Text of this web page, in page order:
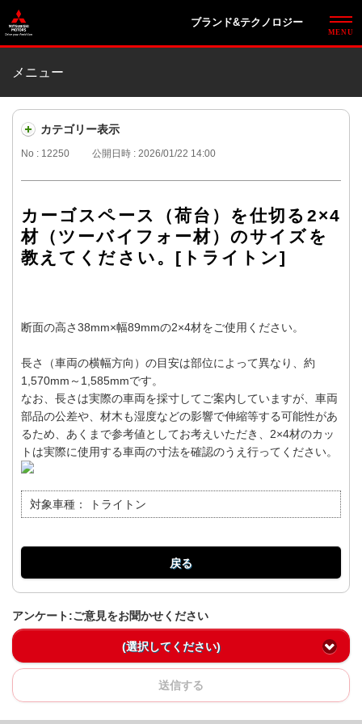
ブランド&テクノロジー
メニュー
カテゴリー表示
No : 12250 公開日時 : 2026/01/22 14:00
カーゴスペース（荷台）を仕切る2×4
材（ツーバイフォー材）のサイズを
教えてください。[トライトン]
断面の高さ38mm×幅89mmの2×4材をご使用ください。
長さ（車両の横幅方向）の目安は部位によって異なり、約
1,570mm～1,585mmです。
なお、長さは実際の車両を採寸してご案内していますが、車両
部品の公差や、材木も湿度などの影響で伸縮等する可能性があ
るため、あくまで参考値としてお考えいただき、2×4材のカッ
トは実際に使用する車両の寸法を確認のうえ行ってください。
対象車種： トライトン
戻る
アンケート:ご意見をお聞かせください
(選択してください)
送信する